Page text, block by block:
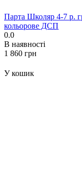
Парта Школяр 4-7 р.
кольорове ДСП
0.0
В наявності
‍1 860‍ грн
У кошик